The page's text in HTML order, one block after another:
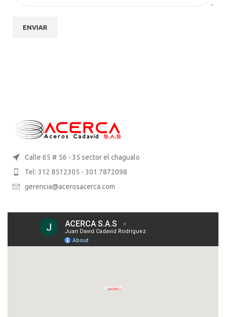
Calle 65 # 56 - 35 sector el chagualo
Tel: 312 8512305 - 301 7872098
gerencia@acerosacerca.com